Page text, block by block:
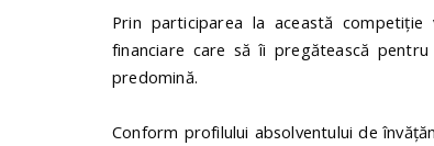
Prin participarea la această
financiare care să îi pregătească
predomină.
Conform profilului absolventului de